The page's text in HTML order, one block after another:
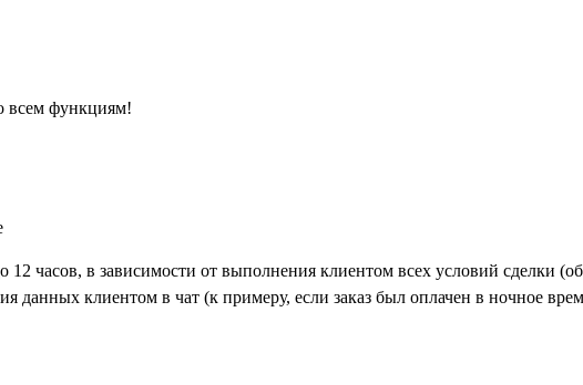
всем функциям!
12 часов, в зависимости от выполнения клиентом всех условий сделки
данных клиентом в чат (к примеру, если заказ был оплачен в ночное